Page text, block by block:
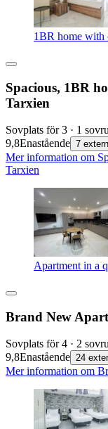
1BR home with
Spacious, 1BR
Tarxien
Sovplats för 3 · 1
9,8Enastående 7
Mer information om
Tarxien
Apartment in a
Brand New
Sovplats för 4 · 2
9,8Enastående 24
Mer information om